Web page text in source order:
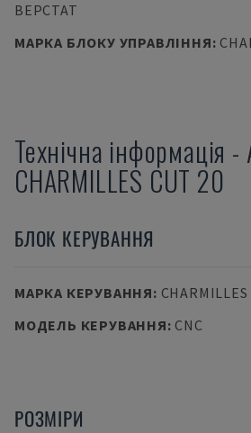
ВЕРСТАТ
МАРКА БЛОКУ УПРАВЛІННЯ:
Технічна інформація -
CHARMILLES CUT 20
БЛОК КЕРУВАННЯ
МАРКА КЕРУВАННЯ: CHARMILLES
МОДЕЛЬ КЕРУВАННЯ: CNC
РОЗМІРИ